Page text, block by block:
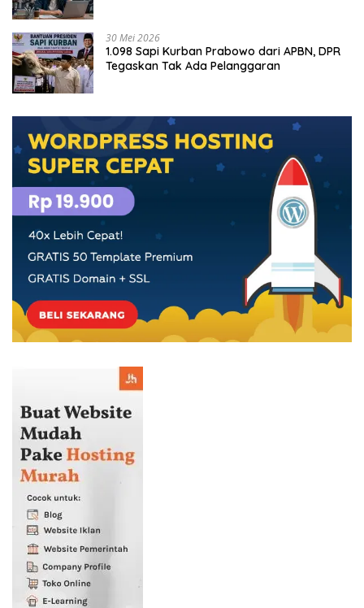
30 Mei 2026
1.098 Sapi Kurban Prabowo dari APBN, DPR
Tegaskan Tak Ada Pelanggaran